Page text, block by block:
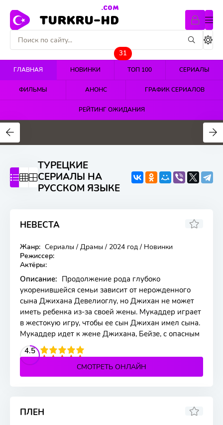
TURKRU-HD
.COM
ГЛАВНАЯ НОВИНКИ
31
ТОП 100 СЕРИАЛЫ
ФИЛЬМЫ АНОНС ГРАФИК СЕРИАЛОВ
РЕЙТИНГ ОЖИДАНИЯ
4.4
ТУРЕЦКИЕ
СЕРИАЛЫ НА
РУССКОМ ЯЗЫКЕ
НЕВЕСТА
463 серия
Жанр: Сериалы / Драмы / 2024 год / Новинки
Режиссер:
Актёры:
Описание: Продолжение рода глубоко
укоренившейся семьи зависит от нерожденного
сына Джихана Девелиоглу, но Джихан не может
иметь ребенка из-за своей жены. Мукаддер играет
в жестокую игру, чтобы ее сын Джихан имел сына.
Мукаддер идет к жене Джихана, Бейзе, с опасным
4.5
4 5
СМОТРЕТЬ ОНЛАЙН
ПЛЕН